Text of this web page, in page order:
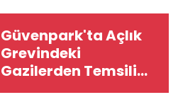
Güvenpark'ta Açlık
Grevindeki
Gazilerden Temsili
Şehit Gösterisi